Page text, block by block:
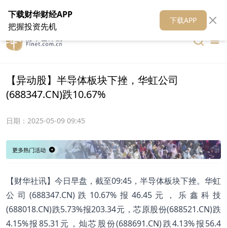
在线客服 关于我们 财华媒体矩阵 财华智库
【异动股】半导体板块下挫，华虹公司
(688347.CN)跌10.67%
日期： 2025-05-09 09:45
【财华社讯】今日早盘，截至09:45，半导体板块下挫。华虹
公司(688347.CN)跌10.67%报46.45元，乐鑫科技
(688018.CN)跌5.73%报203.34元，芯原股份(688521.CN)跌
4.15%报85.31元，灿芯股份(688691.CN)跌4.13%报56.4
下载财华财经APP
把握投资先机
下载APP